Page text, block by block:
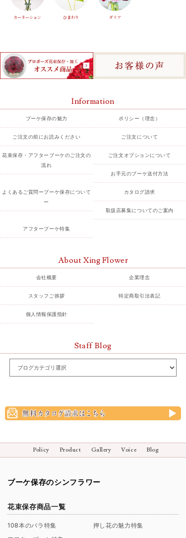
カーネーション ひまわり ダリア
Information
ブーケ保存の魅力 ポリシー（理念）
ご注文の前にお読みください ご注文について
花束保存・アフターブーケのご注文の
流れ
ご注文オプションについて
お手元のブーケ送付方法
よくあるご質問ーブーケ保存について
ー
カタログ請求
取扱店募集についてのご案内
アフターブーケ特集
About Xing Flower
会社概要 企業理念
スタッフご挨拶 特定商取引法表記
個人情報保護指針
Staff Blog
Policy Product Gallery Voice Blog
ブーケ保存のシンフラワー
花束保存商品一覧
108本のバラ特集
押し花の魅力特集